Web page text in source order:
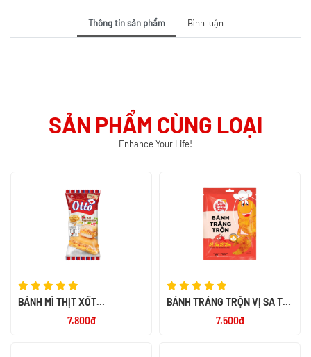
Thông tin sản phẩm Bình luận
SẢN PHẨM CÙNG LOẠI
Enhance Your Life!
BÁNH MÌ THỊT XỐT
7.800đ
BÁNH TRÁNG TRỘN VỊ SA TẾ
7.500đ